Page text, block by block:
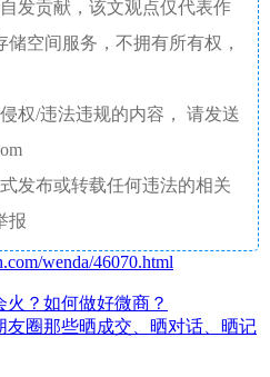
发贡献，该文观点仅代表作
空间服务，不拥有所有权，
权/违法违规的内容， 请发送
发布或转载任何违法的相关
报
wenda/46070.html
火？如何做好微商？
友圈那些晒成交、晒对话、晒记